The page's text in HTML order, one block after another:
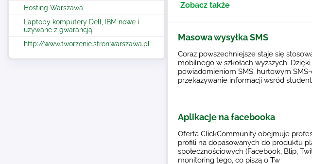
Hosting Warszawa
Laptopy komputery Dell, IBM nowe i
uzywane z gwarancją
http://www.tworzenie.stron.warszawa.pl
Zobacz także
Masowa wysyłka SMS
Coraz powszechniejsze staje się
mobilnego w szkołach wyższych. Dzięki
powiadomieniom SMS, hurtowym
przekazywanie informacji wśród
Aplikacje na facebooka
Oferta ClickCommunity obejmuje
profili na dopasowanych do produktu
społecznościowych (Facebook, Blip,
monitoring tego, co piszą o Tw